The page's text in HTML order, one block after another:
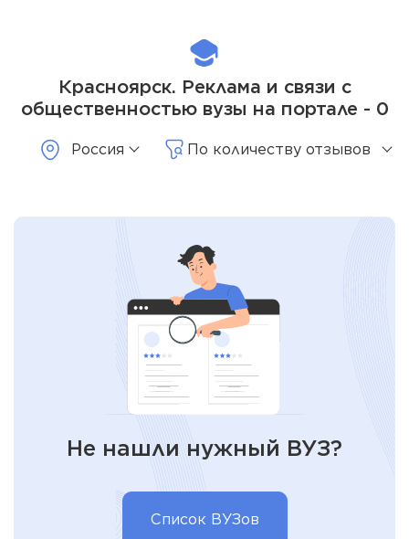
Красноярск. Реклама и связи с
общественностью вузы на портале - 0
Россия По количеству отзывов
Не нашли нужный ВУЗ?
Список ВУЗов